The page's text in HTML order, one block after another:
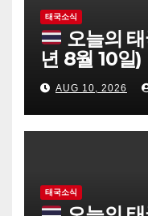
태국소식
오늘의
년 8월 10일)
AUG 10, 2026
태국소식